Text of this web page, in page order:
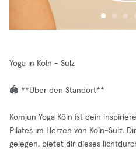
Yoga in Köln - Sülz
🏟️ **Über den Standort**
Komjun Yoga Köln ist dein
Pilates im Herzen von Köln-Sülz.
gelegen, bietet dir dieses